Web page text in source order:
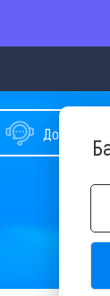
Допомога у